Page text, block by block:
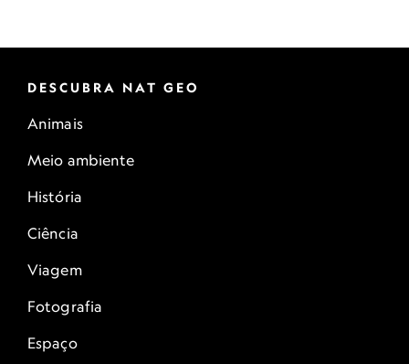
DESCUBRA NAT GEO
Animais
Meio ambiente
História
Ciência
Viagem
Fotografia
Espaço